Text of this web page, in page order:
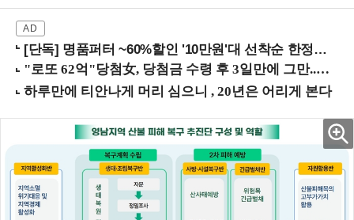
[단독] 명품퍼터 ~60%할인 '10만원'대 선착순 한정판매!